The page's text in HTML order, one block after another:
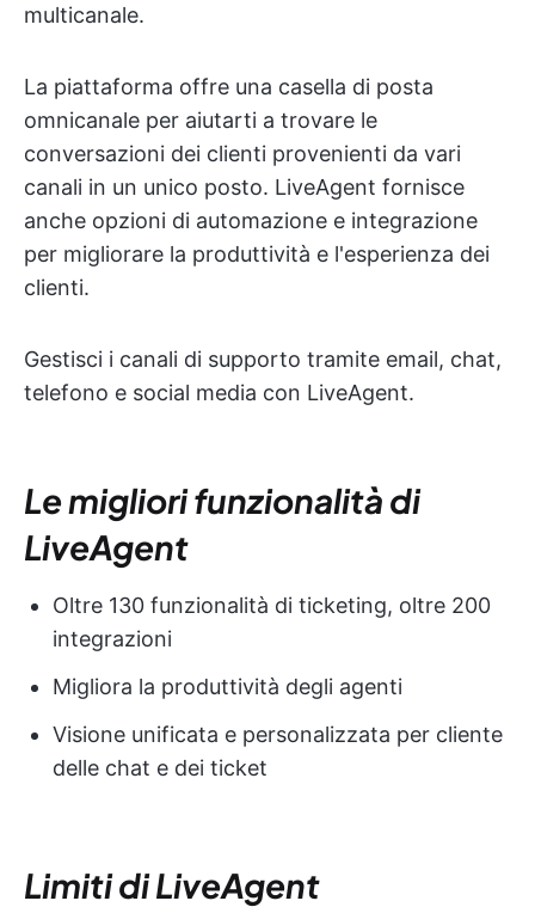
multicanale.
La piattaforma offre una casella di posta
omnicanale per aiutarti a trovare le
conversazioni dei clienti provenienti da vari
canali in un unico posto. LiveAgent fornisce
anche opzioni di automazione e integrazione
per migliorare la produttività e l'esperienza dei
clienti.
Gestisci i canali di supporto tramite email, chat,
telefono e social media con LiveAgent.
Le migliori funzionalità di
LiveAgent
Oltre 130 funzionalità di ticketing, oltre 200
integrazioni
Migliora la produttività degli agenti
Visione unificata e personalizzata per cliente
delle chat e dei ticket
Limiti di LiveAgent